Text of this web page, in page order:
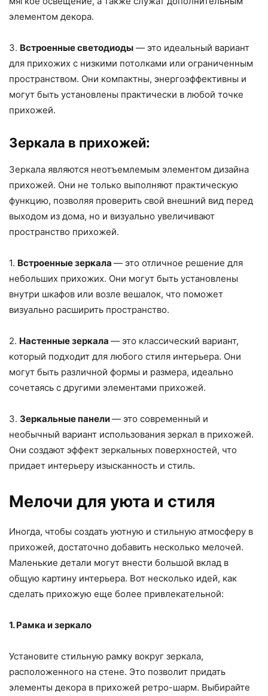
элементом декора.
3. Встроенные светодиоды — это идеальный вариант
для прихожих с низкими потолками или ограниченным
пространством. Они компактны, энергоэффективны и
могут быть установлены практически в любой точке
прихожей.
Зеркала в прихожей:
Зеркала являются неотъемлемым элементом дизайна
прихожей. Они не только выполняют практическую
функцию, позволяя проверить свой внешний вид перед
выходом из дома, но и визуально увеличивают
пространство прихожей.
1. Встроенные зеркала — это отличное решение для
небольших прихожих. Они могут быть установлены
внутри шкафов или возле вешалок, что поможет
визуально расширить пространство.
2. Настенные зеркала — это классический вариант,
который подходит для любого стиля интерьера. Они
могут быть различной формы и размера, идеально
сочетаясь с другими элементами прихожей.
3. Зеркальные панели— это современный и
необычный вариант использования зеркал в прихожей.
Они создают эффект зеркальных поверхностей, что
придает интерьеру изысканность и стиль.
Мелочи для уюта и стиля
Иногда, чтобы создать уютную и стильную атмосферу в
прихожей, достаточно добавить несколько мелочей.
Маленькие детали могут внести большой вклад в
общую картину интерьера. Вот несколько идей, как
сделать прихожую еще более привлекательной:
1. Рамка и зеркало
Установите стильную рамку вокруг зеркала,
расположенного на стене. Это позволит придать
элементы декора в прихожей ретро-шарм. Выбирайте